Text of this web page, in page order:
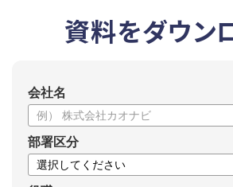
資料をダウン
会社名
部署区分